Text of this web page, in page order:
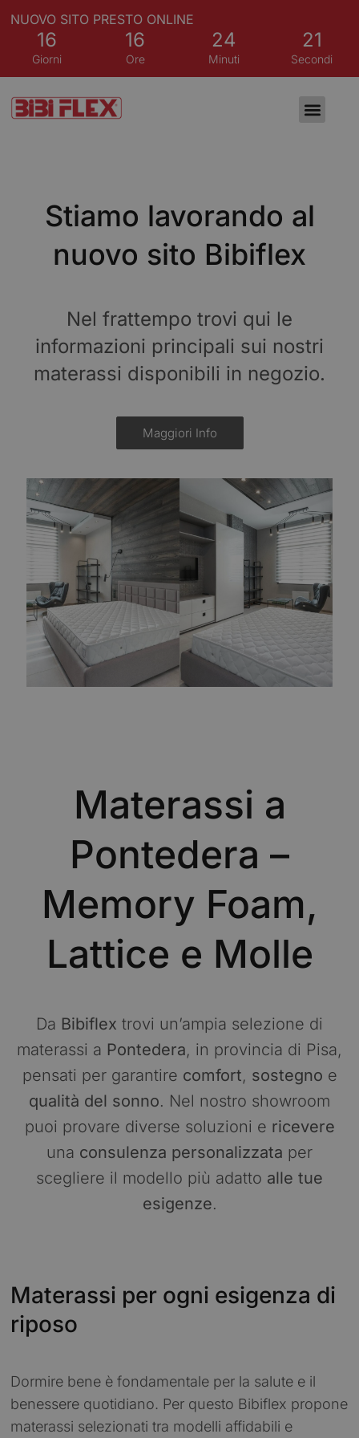
NUOVO SITO PRESTO ONLINE
16
Giorni
16
Ore
24
Minuti
20
Secondi
Stiamo lavorando al
nuovo sito Bibiflex
Nel frattempo trovi qui le
informazioni principali sui nostri
materassi disponibili in negozio.
Maggiori Info
Materassi a
Pontedera –
Memory Foam,
Lattice e Molle
Da Bibiflex trovi un’ampia selezione di
materassi a Pontedera, in provincia di Pisa,
pensati per garantire comfort, sostegno e
qualità del sonno. Nel nostro showroom
puoi provare diverse soluzioni e ricevere
una consulenza personalizzata per
scegliere il modello più adatto alle tue
esigenze.
Materassi per ogni esigenza di
riposo
Dormire bene è fondamentale per la salute e il
benessere quotidiano. Per questo Bibiflex propone
materassi selezionati tra modelli affidabili e